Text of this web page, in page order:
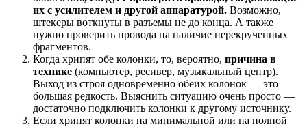
их с усилителем и другой аппаратурой. Возможно,
штекеры воткнуты в разъемы не до конца. А также
нужно проверить провода на наличие перекрученных
фрагментов.
Когда хрипят обе колонки, то, вероятно, причина в
технике (компьютер, ресивер, музыкальный центр).
Выход из строя одновременно обеих колонок — это
большая редкость. Выяснить ситуацию очень просто —
достаточно подключить колонки к другому источнику.
Если хрипят колонки на минимальной или на полной